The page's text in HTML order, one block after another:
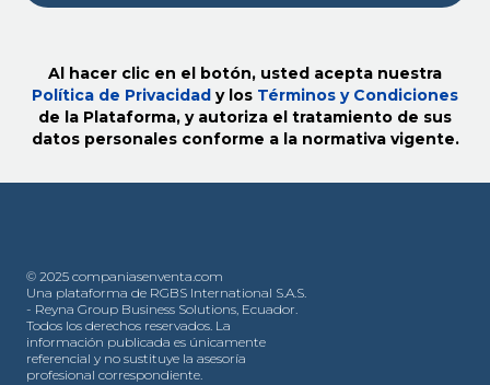
Al hacer clic en el botón, usted acepta nuestra
Política de Privacidad y los Términos y Condiciones
de la Plataforma, y autoriza el tratamiento de sus
datos personales conforme a la normativa vigente.
© 2025 companiasenventa.com
Una plataforma de RGBS International S.A.S.
- Reyna Group Business Solutions, Ecuador.
Todos los derechos reservados. La
información publicada es únicamente
referencial y no sustituye la asesoría
profesional correspondiente.